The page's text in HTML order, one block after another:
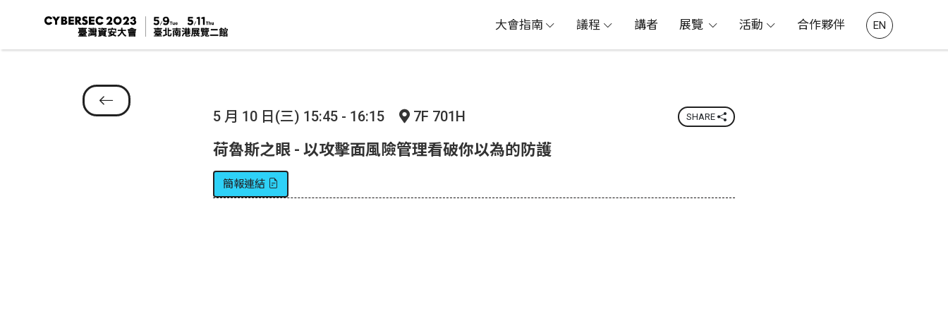
大會指南 議程 講者 展覽 活動 合作夥伴 EN
5 月 10 日(三) 15:45 - 16:15 7F 701H SHARE
荷魯斯之眼 - 以攻擊面風險管理看破你以為的防護
簡報連結